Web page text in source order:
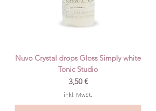
Nuvo Crystal drops Gloss Simply white
Tonic Studio
Preis
3,50 €
inkl. MwSt.